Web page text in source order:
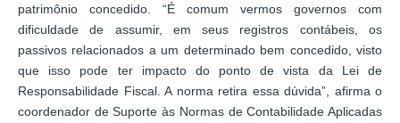
patrimônio concedido. “É comum vermos governos com
dificuldade de assumir, em seus registros contábeis, os
passivos relacionados a um determinado bem concedido, visto
que isso pode ter impacto do ponto de vista da Lei de
Responsabilidade Fiscal. A norma retira essa dúvida”, afirma o
coordenador de Suporte às Normas de Contabilidade Aplicadas